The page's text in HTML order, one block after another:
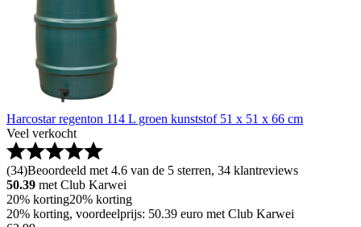
Harcostar regenton 114 L groen kunststof 51 x 51 x 66 cm
Veel verkocht
(34)Beoordeeld met 4.6 van de 5 sterren, 34 klantreviews
50.39 met Club Karwei
20% korting20% korting
20% korting, voordeelprijs: 50.39 euro met Club Karwei